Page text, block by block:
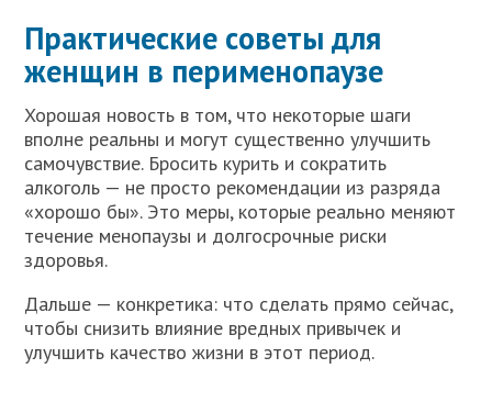
Практические советы для
женщин в перименопаузе
Хорошая новость в том, что некоторые шаги
вполне реальны и могут существенно улучшить
самочувствие. Бросить курить и сократить
алкоголь — не просто рекомендации из разряда
«хорошо бы». Это меры, которые реально меняют
течение менопаузы и долгосрочные риски
здоровья.
Дальше — конкретика: что сделать прямо сейчас,
чтобы снизить влияние вредных привычек и
улучшить качество жизни в этот период.